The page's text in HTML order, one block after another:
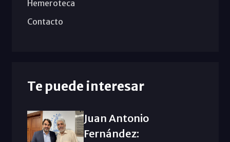
Hemeroteca
Contacto
Te puede interesar
Juan Antonio
Fernández: